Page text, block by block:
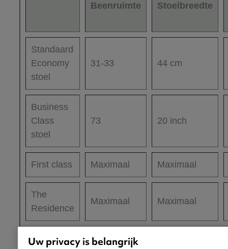
Beenruimte Stoelbreedte
Standaard
Economy
stoel
31-33 44 cm
Business
Class
stoel
73 20 inch
First class Maximaal Maximaal
The
Residence
Maximaal Maximaal
Uw privacy is belangrijk